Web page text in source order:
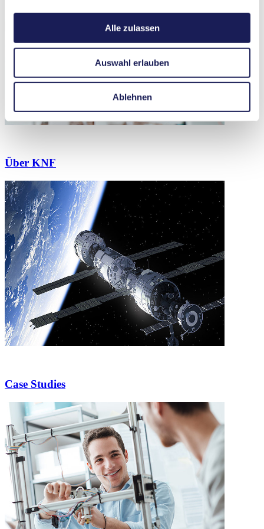
Alle zulassen
Auswahl erlauben
Ablehnen
Über KNF
Case Studies